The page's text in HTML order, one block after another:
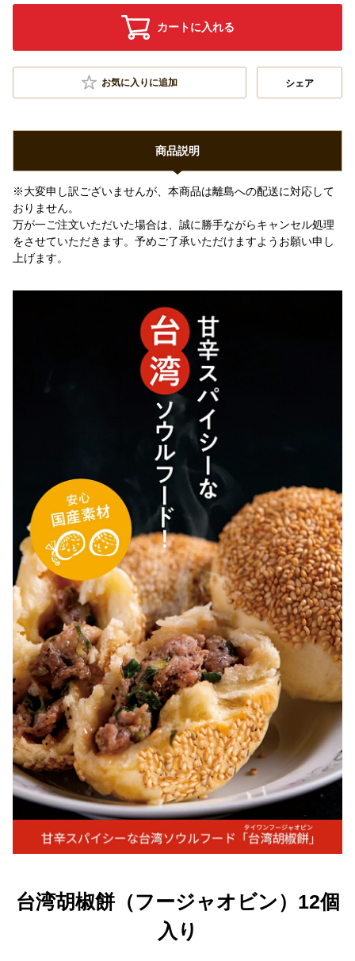
カートに入れる
お気に入りに追加 シェア
商品説明
※大変申し訳ございませんが、本商品は離島への配送に対応して
おりません。
万が一ご注文いただいた場合は、誠に勝手ながらキャンセル処理
をさせていただきます。予めご了承いただけますようお願い申し
上げます。
台湾胡椒餅（フージャオビン）12個
入り